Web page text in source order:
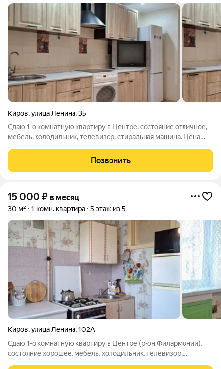
Киров,улица Ленина,35
Сдаю 1-о комнатную квартиру в Центре, состояние отличное,
мебель, холодильник, телевизор, стиральная машина. Цена
несколько платежей. Фотографии настоящие.
Позвонить
15 000 ₽ в месяц
30 м² 1-комн. квартира 5 этаж из 5
Киров,улица Ленина,102А
Сдаю 1-о комнатную квартиру в Центре (р-он Филармонии),
состояние хорошее, мебель, холодильник, телевизор,